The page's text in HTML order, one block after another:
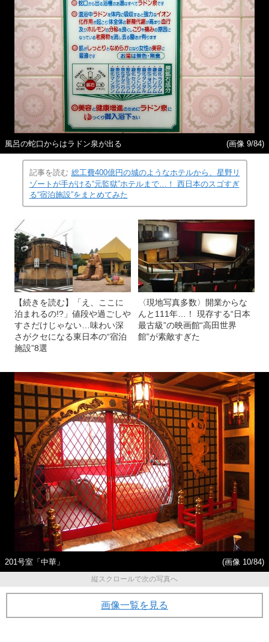
風呂の蛇口からはラドン泉が出る (画像 9/84)
記事を読む 総工費400億円の城のようなホテルから、星野リ
ゾートが手がける“元監獄”ホテルまで…！ 西日本のスゴすぎ
る“宿泊施設”をまとめてみた
【続きを読む】「え、ここに
泊まれるの!?」値段や過ごしや
すさだけじゃない…味わい深
さがクセになる東日本の“宿泊
施設”8選
〈現地写真多数〉開業からな
んと111年…！ 現存する“日本
最古級”の映画館“高田世界
館”が素敵すぎた
201号室「中華」
(画像 10/84)
縦スクロールで次の写真へ
画像一覧を見る